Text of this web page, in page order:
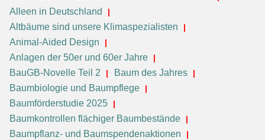
Alleen in Deutschland
Altbäume sind unsere Klimaspezialisten
Animal-Aided Design
Anlagen der 50er und 60er Jahre
BauGB-Novelle Teil 2
Baum des Jahres
Baumbiologie und Baumpflege
Baumförderstudie 2025
Baumkontrollen flächiger Baumbestände
Baumpflanz- und Baumspendenaktionen